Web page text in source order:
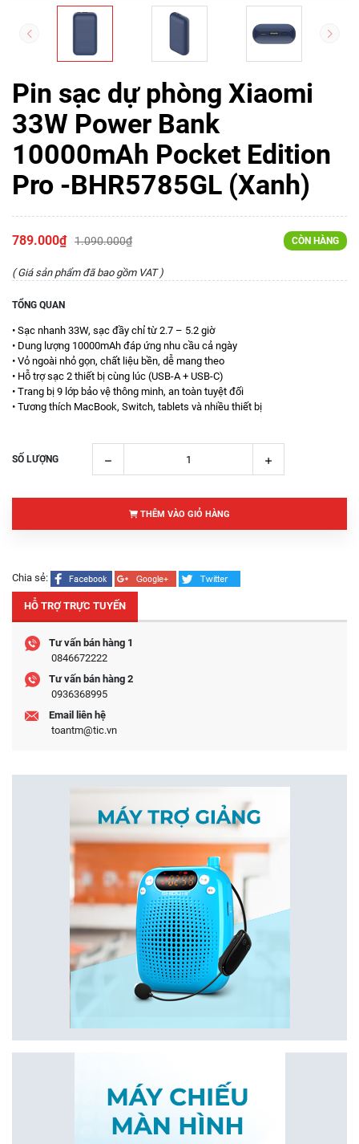
Pin sạc dự phòng Xiaomi
33W Power Bank
10000mAh Pocket Edition
Pro -BHR5785GL (Xanh)
789.000₫ 1.090.000₫ CÒN HÀNG
( Giá sản phẩm đã bao gồm VAT )
TỔNG QUAN
• Sạc nhanh 33W, sạc đầy chỉ từ 2.7 – 5.2 giờ
• Dung lượng 10000mAh đáp ứng nhu cầu cả ngày
• Vỏ ngoài nhỏ gọn, chất liệu bền, dễ mang theo
• Hỗ trợ sạc 2 thiết bị cùng lúc (USB-A + USB-C)
• Trang bị 9 lớp bảo vệ thông minh, an toàn tuyệt đối
• Tương thích MacBook, Switch, tablets và nhiều thiết bị
SỐ LƯỢNG
THÊM VÀO GIỎ HÀNG
Chia sẻ:
HỖ TRỢ TRỰC TUYẾN
Tư vấn bán hàng 1
0846672222
Tư vấn bán hàng 2
0936368995
Email liên hệ
toantm@tic.vn